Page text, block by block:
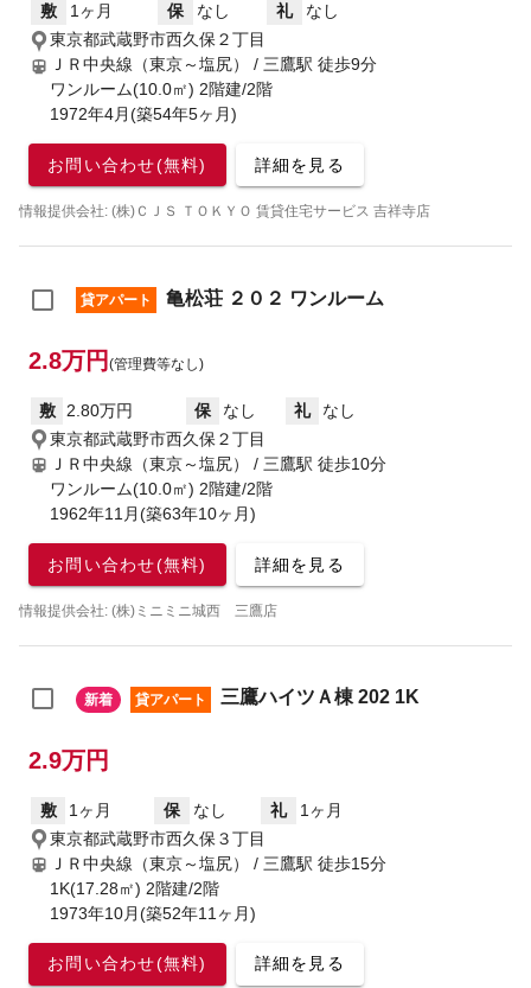
敷 1ヶ月 保 なし 礼
なし
東京都武蔵野市西久保２丁目
ＪＲ中央線（東京～塩尻） / 三鷹駅 徒歩9分
ワンルーム(10.0㎡) 2階建/2階
1972年4月(築54年5ヶ月)
お問い合わせ(無料) 詳細を見る
情報提供会社: (株)ＣＪＳ ＴＯＫＹＯ 賃貸住宅サービス 吉祥寺店
貸アパート 亀松荘 ２０２ ワンルーム
2.8万円 (管理費等なし)
敷 2.80万円 保 なし 礼
なし
東京都武蔵野市西久保２丁目
ＪＲ中央線（東京～塩尻） / 三鷹駅 徒歩10分
ワンルーム(10.0㎡) 2階建/2階
1962年11月(築63年10ヶ月)
お問い合わせ(無料) 詳細を見る
情報提供会社: (株)ミニミニ城西 三鷹店
新着 貸アパート 三鷹ハイツＡ棟 202 1K
2.9万円
敷 1ヶ月 保 なし 礼
1ヶ月
東京都武蔵野市西久保３丁目
ＪＲ中央線（東京～塩尻） / 三鷹駅 徒歩15分
1K(17.28㎡) 2階建/2階
1973年10月(築52年11ヶ月)
お問い合わせ(無料) 詳細を見る